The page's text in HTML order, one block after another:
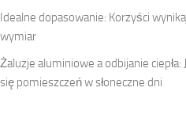
Idealne dopasowanie: Korzyści
wymiar
Żaluzje aluminiowe a odbijanie
się pomieszczeń w słoneczne dni